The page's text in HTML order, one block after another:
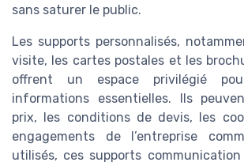
sans saturer le public.
Les supports personnalisés,
visite, les cartes postales et les
offrent un espace privilégié
informations essentielles. Ils
prix, les conditions de devis, les
engagements de l’entreprise
utilisés, ces supports